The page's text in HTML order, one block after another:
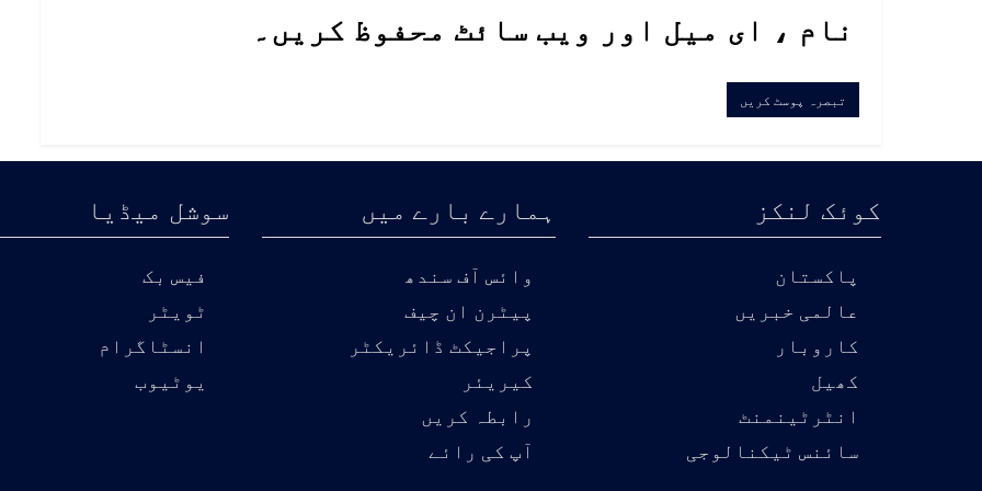
نام ، ای میل اور ویب سائٹ محفوظ کریں۔
کوئک لنکز
پاکستان
عالمی خبریں
کاروبار
کھیل
انٹرٹینمنٹ
سائنس ٹیکنالوجی
ہمارے بارے میں
وائس آف سندھ
پیٹرن ان چیف
پراجیکٹ ڈائریکٹر
کیریئر
رابطہ کریں
آپ کی رائے
سوشل میڈیا
فیس بک
ٹویٹر
انسٹاگرام
یوٹیوب